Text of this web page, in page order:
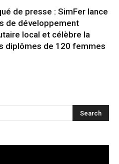
de presse : SimFer lance
de développement
local et célèbre la
diplômes de 120 femmes